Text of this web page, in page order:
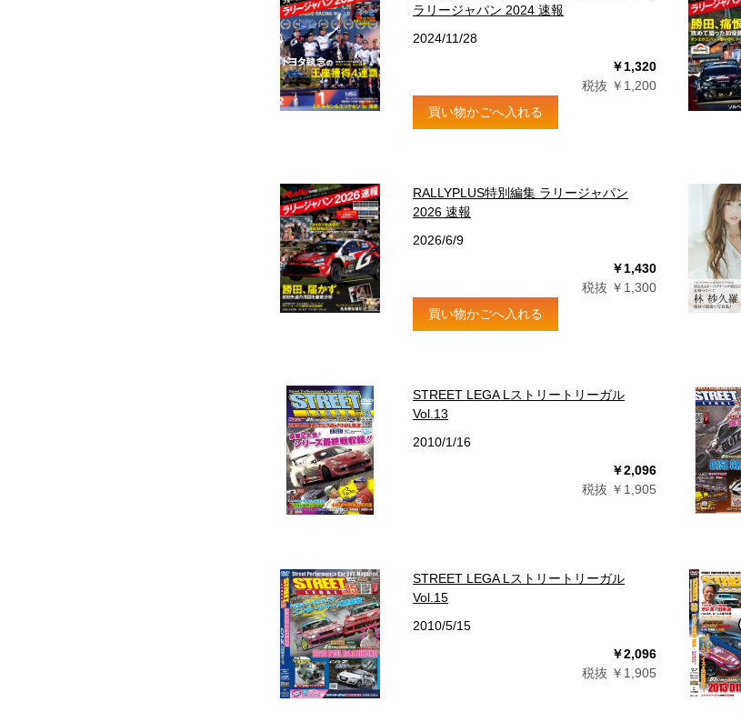
ラリージャパン 2024 速報
2024/11/28
￥1,320
税抜 ￥1,200
買い物かごへ入れる
RALLYPLUS特別編集 ラリージャパン
2026 速報
2026/6/9
￥1,430
税抜 ￥1,300
買い物かごへ入れる
STREET LEGA Lストリートリーガル
Vol.13
2010/1/16
￥2,096
税抜 ￥1,905
STREET LEGA Lストリートリーガル
Vol.15
2010/5/15
￥2,096
税抜 ￥1,905